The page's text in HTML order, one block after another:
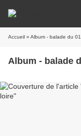
Accueil » Album - balade du
Album - balade